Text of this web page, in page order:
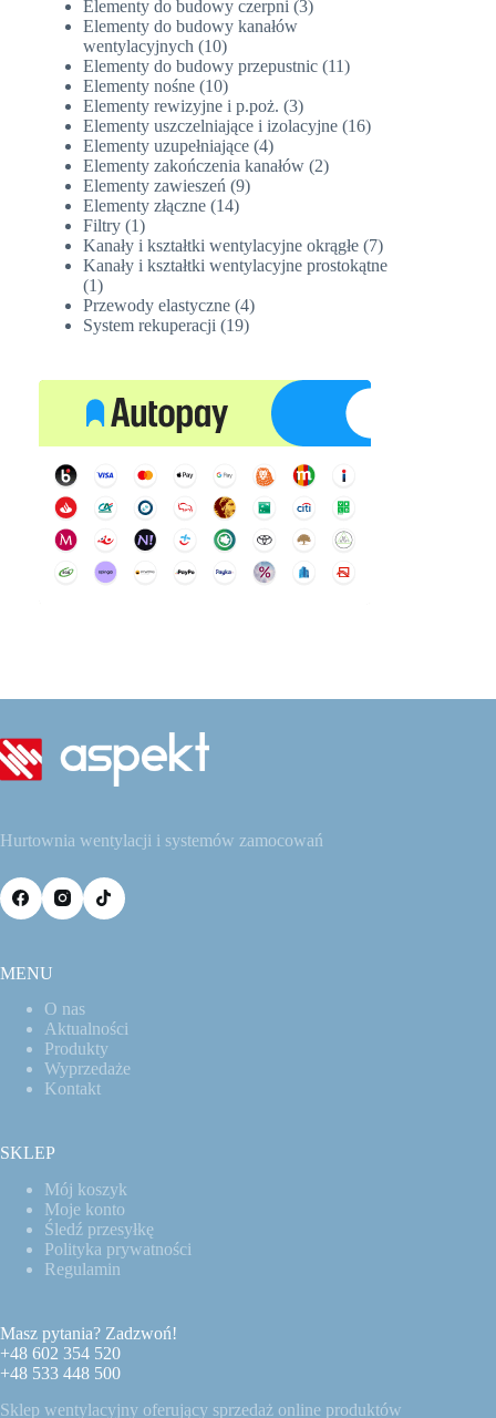
Elementy do budowy czerpni 33
Elementy do budowy kanałów
wentylacyjnych
1010
produktów
Elementy do budowy przepustnic 1111
Elementy nośne 1010
produktów
Elementy rewizyjne i p.poż. 33
produkty
Elementy uszczelniające i izolacyjne 1616
Elementy uzupełniające 44
produkty
Elementy zakończenia kanałów 22
Elementy zawieszeń 99
Elementy złączne 1414
Filtry 11
produkt
Kanały i kształtki wentylacyjne okrągłe 77
produktów
Kanały i kształtki wentylacyjne prostokątne
11
produkt
Przewody elastyczne 44
produkty
System rekuperacji 1919
Hurtownia wentylacji i systemów zamocowań
MENU
O nas
Aktualności
Produkty
Wyprzedaże
Kontakt
SKLEP
Mój koszyk
Moje konto
Śledź przesyłkę
Polityka prywatności
Regulamin
Masz pytania? Zadzwoń!
+48 602 354 520
+48 533 448 500
Sklep wentylacyjny oferujący sprzedaż online produktów